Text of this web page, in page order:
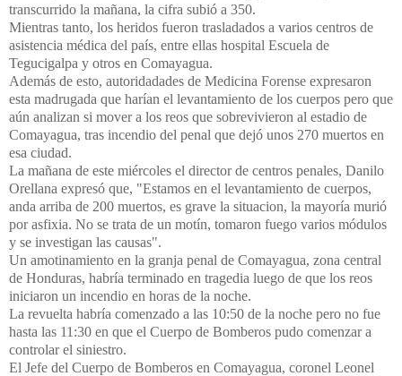
transcurrido la mañana, la cifra subió a 350.
Mientras tanto, los heridos fueron trasladados a varios centros de
asistencia médica del país, entre ellas hospital Escuela de
Tegucigalpa y otros en Comayagua.
Además de esto, autoridadades de Medicina Forense expresaron
esta madrugada que harían el levantamiento de los cuerpos pero que
aún analizan si mover a los reos que sobrevivieron al estadio de
Comayagua, tras incendio del penal que dejó unos 270 muertos en
esa ciudad.
La mañana de este miércoles el director de centros penales, Danilo
Orellana expresó que, "Estamos en el levantamiento de cuerpos,
anda arriba de 200 muertos, es grave la situacion, la mayoría murió
por asfixia. No se trata de un motín, tomaron fuego varios módulos
y se investigan las causas".
Un amotinamiento en la granja penal de Comayagua, zona central
de Honduras, habría terminado en tragedia luego de que los reos
iniciaron un incendio en horas de la noche.
La revuelta habría comenzado a las 10:50 de la noche pero no fue
hasta las 11:30 en que el Cuerpo de Bomberos pudo comenzar a
controlar el siniestro.
El Jefe del Cuerpo de Bomberos en Comayagua, coronel Leonel